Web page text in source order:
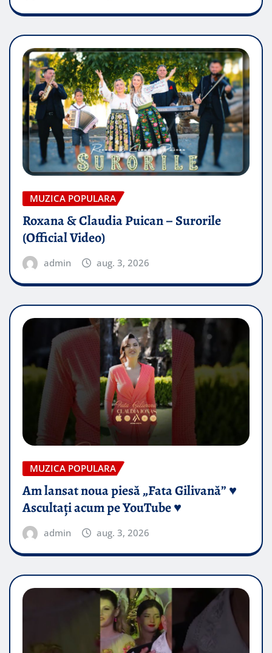
MUZICA POPULARA
Roxana & Claudia Puican – Surorile
(Official Video)
admin aug. 3, 2026
MUZICA POPULARA
Am lansat noua piesă „Fata Gilivană” ♥️
Ascultați acum pe YouTube ♥️
admin aug. 3, 2026